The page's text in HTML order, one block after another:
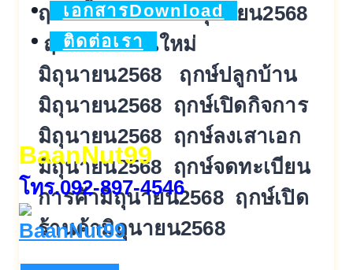
เอกสารDownload
ติดต่อเรา
BaanNut99
โทร.092-897-4546
ฤกษ์ขึ้นบ้านใหม่มิถุนายน2568
ฤกษ์ย้ายบ้านใหม่
มิถุนายน2568 ฤกษ์ปลูกบ้าน
มิถุนายน2568 ฤกษ์เปิดกิจการ
มิถุนายน2568 ฤกษ์ลงเสาเอก
มิถุนายน2568 ฤกษ์จดทะเบียน
การค้ามิถุนายน2568 ฤกษ์เปิด
ร้านค้ามิถุนายน2568